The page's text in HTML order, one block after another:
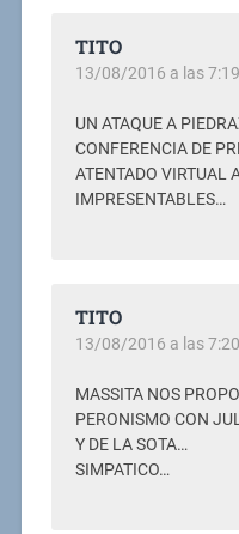
TITO
13/08/2016 a las
UN ATAQUE A
CONFERENCIA DE
ATENTADO VIRTUAL
IMPRESENTABLES…
TITO
13/08/2016 a las
MASSITA NOS
PERONISMO CON
Y DE LA SOTA…
SIMPATICO…